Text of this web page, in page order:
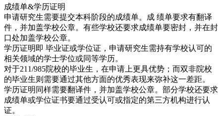
成绩单&学历证明
申请研究生需要提交本科阶段的成绩单。成 绩单要求有翻译
件，并加盖学校公章。有些学校还要求成绩单要密封，并在封
口处加盖学校公章。
学历证明即 毕业证或学位证，申请研究生需持有学校认可的
相关领域的学士学位或同等学历。
对于211/985院校的毕业生，在申请上更具优势；而双非院校
的毕业生则需要通过其他方面的优秀表现来弥补这一差距。
学历证明同样需要翻译件，并加盖学校公章。部分学校还要求
成绩单或学位证书要通过受认可或指定的第三方机构进行认
证。